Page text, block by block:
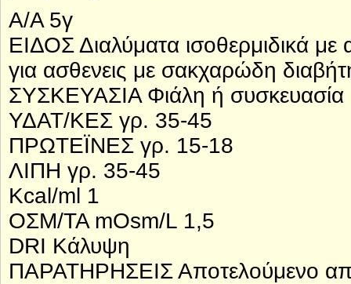
Α/Α 5γ
ΕΙΔΟΣ Διαλύματα ισοθερμιδικά με
για ασθενεις με σακχαρώδη
ΣΥΣΚΕΥΑΣΙΑ Φιάλη ή
ΥΔΑΤ/ΚΕΣ γρ. 35-45
ΠΡΩΤΕΪΝΕΣ γρ. 15-18
ΛΙΠΗ γρ. 35-45
Kcal/ml 1
ΟΣΜ/ΤΑ mOsm/L 1,5
DRI Κάλυψη
ΠΑΡΑΤΗΡΗΣΕΙΣ Αποτελούμενο